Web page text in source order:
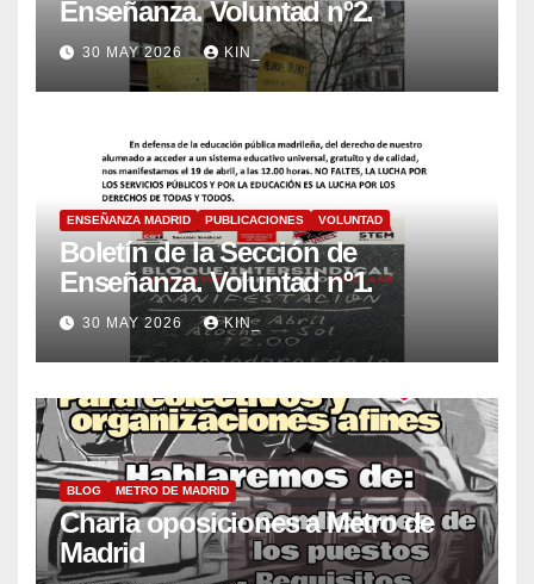
Enseñanza. Voluntad nº2.
30 MAY 2026 KIN_
ENSEÑANZA MADRID PUBLICACIONES VOLUNTAD
Boletín de la Sección de
Enseñanza. Voluntad nº1.
30 MAY 2026 KIN_
BLOG METRO DE MADRID
Charla oposiciones a Metro de
Madrid